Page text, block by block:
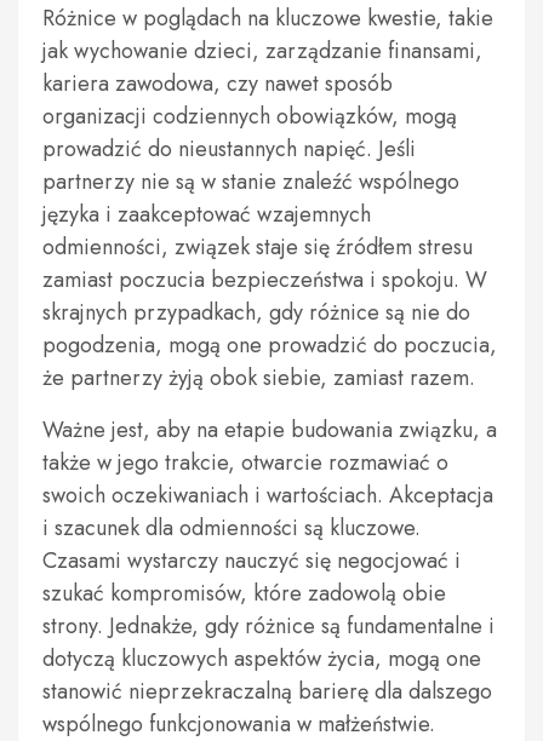
Różnice w poglądach na kluczowe kwestie, takie
jak wychowanie dzieci, zarządzanie finansami,
kariera zawodowa, czy nawet sposób
organizacji codziennych obowiązków, mogą
prowadzić do nieustannych napięć. Jeśli
partnerzy nie są w stanie znaleźć wspólnego
języka i zaakceptować wzajemnych
odmienności, związek staje się źródłem stresu
zamiast poczucia bezpieczeństwa i spokoju. W
skrajnych przypadkach, gdy różnice są nie do
pogodzenia, mogą one prowadzić do poczucia,
że partnerzy żyją obok siebie, zamiast razem.
Ważne jest, aby na etapie budowania związku, a
także w jego trakcie, otwarcie rozmawiać o
swoich oczekiwaniach i wartościach. Akceptacja
i szacunek dla odmienności są kluczowe.
Czasami wystarczy nauczyć się negocjować i
szukać kompromisów, które zadowolą obie
strony. Jednakże, gdy różnice są fundamentalne i
dotyczą kluczowych aspektów życia, mogą one
stanowić nieprzekraczalną barierę dla dalszego
wspólnego funkcjonowania w małżeństwie.